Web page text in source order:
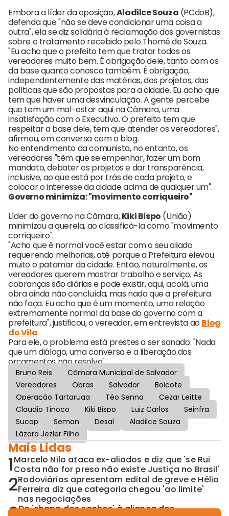
Embora a líder da oposição,Aladilce Souza (PCdoB),
defenda que "não se deve condicionar uma coisa a
outra", ela se diz solidária à reclamação dos governistas
sobre o tratamento recebido pelo Thomé de Souza.
"Eu acho que o prefeito tem que tratar todos os
vereadores muito bem. É obrigação dele, tanto com os
da base quanto conosco também. É obrigação,
independentemente das matérias, dos projetos, das
políticas que são propostas para a cidade. Eu acho que
tem que haver uma desvinculação. A gente percebe
que tem um mal-estar aqui na Câmara, uma
insatisfação com o Executivo. O prefeito tem que
respeitar a base dele, tem que atender os vereadores",
afirmou, em conversa com o blog.
No entendimento da comunista, no entanto, os
vereadores "têm que se empenhar, fazer um bom
mandato, debater os projetos e dar transparência,
inclusive, ao que está por trás de cada projeto, e
colocar o interesse da cidade acima de qualquer um".
Governo minimiza: "movimento corriqueiro"
Líder do governo na Câmara,Kiki Bispo (União)
minimizou a querela, ao classificá-la como "movimento
corriqueiro".
"Acho que é normal você estar com o seu aliado
requerendo melhorias, até porque a Prefeitura elevou
muito o patamar da cidade. Então, naturalmente, os
vereadores querem mostrar trabalho e serviço. As
cobranças são diárias e pode existir, aqui, acolá, uma
obra ainda não concluída, mas nada que a prefeitura
não faça. Eu acho que é um momento, uma relação
extremamente normal da base do governo com a
prefeitura", justificou, o vereador, em entrevista ao Blog
do Vila.
Para ele, o problema está prestes a ser sanado: "Nada
que um diálogo, uma conversa e a liberação dos
orçamentos não resolva".
Bruno Reis
Câmara Municipal de Salvador
Vereadores
Obras Salvador
Boicote
Operação Tartaruga
Téo Senna
Cezar Leitte
Claudio Tinoco
Kiki Bispo Luiz Carlos
Seinfra
Sucop
Seman Desal
Aladilce Souza
Lázaro Jezler Filho
Mais Lidas
1Marcelo Nilo ataca ex-aliados e diz que 'se Rui
Costa não for preso não existe Justiça no Brasil'
2Rodoviários apresentam edital de greve e Hélio
Ferreira diz que categoria chegou 'ao limite'
nas negociações
De 'chapa dos sonhos' à aliança dos